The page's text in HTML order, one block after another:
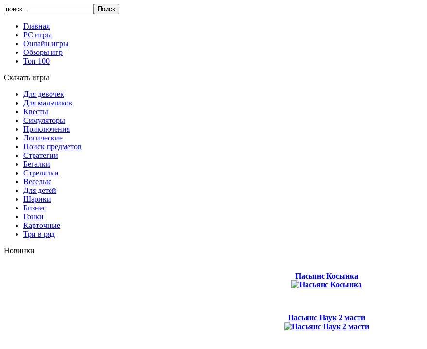
Главная
PC игры
Онлайн игры
Обзоры игр
Топ 100
Скачать игры
Для девочек
Для мальчиков
Квесты
Симуляторы
Приключения
Логические
Поиск предметов
Стратегии
Бегалки
Стрелялки
Веселые
Для детей
Шарики
Бизнес
Гонки
Карточные
Три в ряд
Новинки
Пасьянс Косынка
Пасьянс Паук 2 масти